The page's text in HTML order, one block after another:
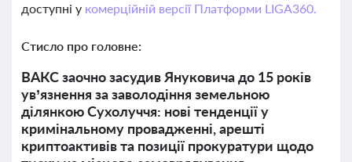
доступні у комерційній версії Платформи LIGA360.
Стисло про головне:
ВАКС заочно засудив Януковича до 15 років
ув’язнення за заволодіння земельною
ділянкою Сухолуччя: нові тенденції у
кримінальному провадженні, арешті
криптоактивів та позиції прокуратури щодо